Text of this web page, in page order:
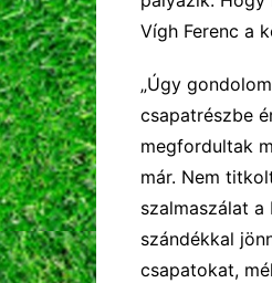
Vígh Ferenc a
„Úgy
csapatrészbe
megfordultak
már. Nem
szalmaszálat a
szándékkal
csapatokat,